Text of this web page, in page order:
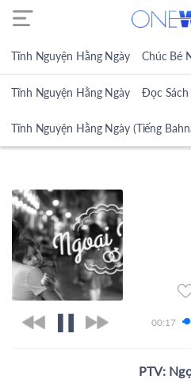
Tĩnh Nguyện Hằng Ngày Chúc Bé
Tĩnh Nguyện Hằng Ngày Đọc Sách
Tĩnh Nguyện Hằng Ngày (Tiếng
00:17
PTV: